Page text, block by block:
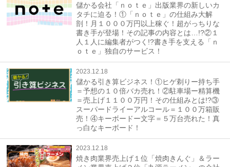
儲かる会社「ｎｏｔｅ」出版業界の新しいカ
タチに迫る！①「ｎｏｔｅ」の仕組み大解
剖！月１０００万円以上稼ぐ！超がっちりな
書き手が登場！その記事の内容とは…!?②１
人１人に編集者がつく!?書き手を支える「ｎ
ｏｔｅ」独自のサービス！
2023.12.18
儲かる引き算ビジネス！①ヒゲ剃りー持ち手
＝予想の１０倍バカ売れ！②駐車場ー精算機
＝売上げ１１００万円！その仕組みとは!?③
スーパードライーアルコール＝１００万箱販
売！④キーボードー文字＝５万台売れた！真
っ白なキーボード！
2023.12.18
焼き肉業界売上げ１位「焼肉きんぐ」＆ラー